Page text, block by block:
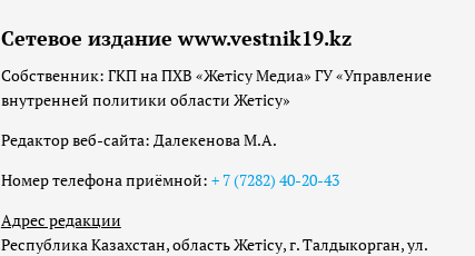
Сетевое издание www.vestnik19.kz
Собственник: ГКП на ПХВ «Жетісу Медиа» ГУ «Управление
внутренней политики области Жетісу»
Редактор веб-сайта: Далекенова М.А.
Номер телефона приёмной: + 7 (7282) 40-20-43
Адрес редакции
Республика Казахстан, область Жетісу, г. Талдыкорган, ул.